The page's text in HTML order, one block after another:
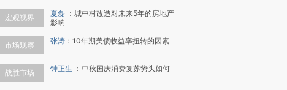
宏观视界 夏磊 ： 城中村改造对未来5年的房地产
影响
市场观察 张涛 ： 10年期美债收益率扭转的因素
战胜市场 钟正生 ： 中秋国庆消费复苏势头如何